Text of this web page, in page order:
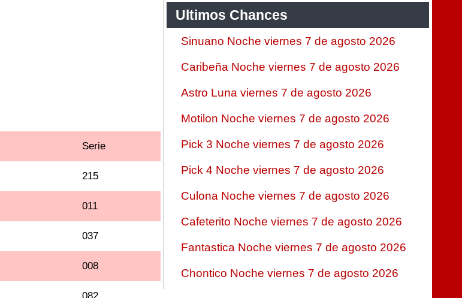
Serie
215
011
037
008
Ultimos Chances
Sinuano Noche viernes 7 de agosto 2026
Caribeña Noche viernes 7 de agosto 2026
Astro Luna viernes 7 de agosto 2026
Motilon Noche viernes 7 de agosto 2026
Pick 3 Noche viernes 7 de agosto 2026
Pick 4 Noche viernes 7 de agosto 2026
Culona Noche viernes 7 de agosto 2026
Cafeterito Noche viernes 7 de agosto 2026
Fantastica Noche viernes 7 de agosto 2026
Chontico Noche viernes 7 de agosto 2026